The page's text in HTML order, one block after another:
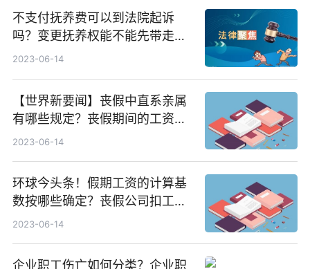
不支付抚养费可以到法院起诉
吗？变更抚养权能不能先带走小
孩？-世界动态
2023-06-14
【世界新要闻】丧假中直系亲属
有哪些规定？丧假期间的工资怎
么算？
2023-06-14
环球今头条！假期工资的计算基
数按哪些确定？丧假公司扣工资
是否违法吗？
2023-06-14
企业职工伤亡如何分类？企业职